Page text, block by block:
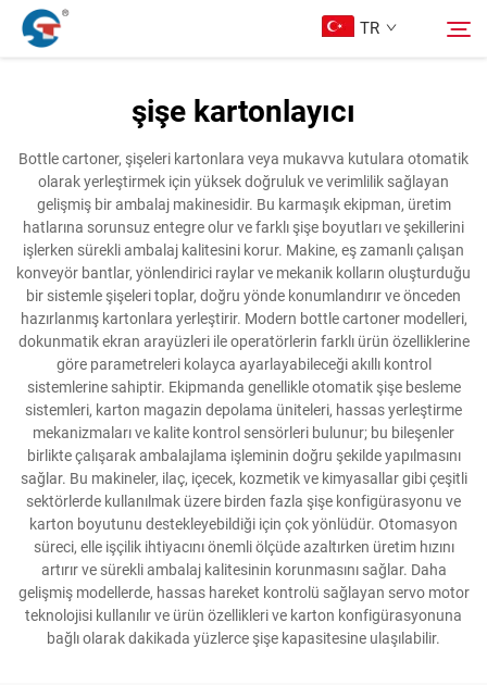
TR
Ürünler
Tasarım Örnekleri
Hizmet
Haberler
Bize Ulaşın
Arama
şişe kartonlayıcı
Bottle cartoner, şişeleri kartonlara veya mukavva kutulara otomatik
olarak yerleştirmek için yüksek doğruluk ve verimlilik sağlayan
gelişmiş bir ambalaj makinesidir. Bu karmaşık ekipman, üretim
hatlarına sorunsuz entegre olur ve farklı şişe boyutları ve şekillerini
işlerken sürekli ambalaj kalitesini korur. Makine, eş zamanlı çalışan
konveyör bantlar, yönlendirici raylar ve mekanik kolların oluşturduğu
bir sistemle şişeleri toplar, doğru yönde konumlandırır ve önceden
hazırlanmış kartonlara yerleştirir. Modern bottle cartoner modelleri,
dokunmatik ekran arayüzleri ile operatörlerin farklı ürün özelliklerine
göre parametreleri kolayca ayarlayabileceği akıllı kontrol
sistemlerine sahiptir. Ekipmanda genellikle otomatik şişe besleme
sistemleri, karton magazin depolama üniteleri, hassas yerleştirme
mekanizmaları ve kalite kontrol sensörleri bulunur; bu bileşenler
birlikte çalışarak ambalajlama işleminin doğru şekilde yapılmasını
sağlar. Bu makineler, ilaç, içecek, kozmetik ve kimyasallar gibi çeşitli
sektörlerde kullanılmak üzere birden fazla şişe konfigürasyonu ve
karton boyutunu destekleyebildiği için çok yönlüdür. Otomasyon
süreci, elle işçilik ihtiyacını önemli ölçüde azaltırken üretim hızını
artırır ve sürekli ambalaj kalitesinin korunmasını sağlar. Daha
gelişmiş modellerde, hassas hareket kontrolü sağlayan servo motor
teknolojisi kullanılır ve ürün özellikleri ve karton konfigürasyonuna
bağlı olarak dakikada yüzlerce şişe kapasitesine ulaşılabilir.